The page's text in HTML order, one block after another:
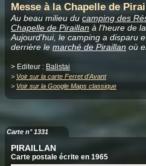
Messe à la Chapelle de
Au beau milieu du camping des
Chapelle de Piraillan à l'heure de
Aujourd'hui, le camping a disparu
derrière le marché de Piraillan où
> Editeur : Balistai
> Voir sur la carte Ferret d'Avant
> Voir sur la Google Maps classique
Carte n° 1331
PIRAILLAN
Carte postale écrite en 1965